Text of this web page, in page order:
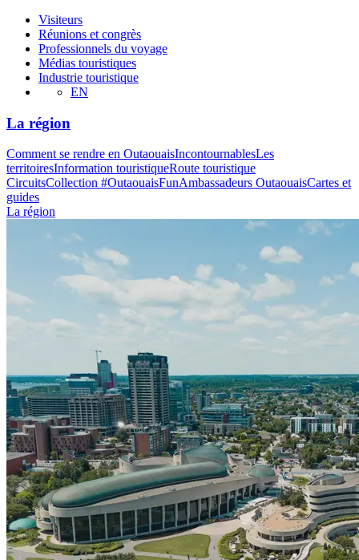
Visiteurs
Réunions et congrès
Professionnels du voyage
Médias touristiques
Industrie touristique
EN
La région
Comment se rendre en OutaouaisIncontournablesLes
territoiresInformation touristiqueRoute touristique
CircuitsCollection #OutaouaisFunAmbassadeurs OutaouaisCartes et
guides
La région